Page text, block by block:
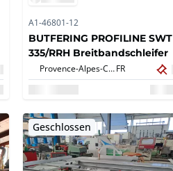
A1-46801-12
BUTFERING PROFILINE SWT
335/RRH Breitbandschleifer
Provence-Alpes-Côte d'Azur,FR
Geschlossen